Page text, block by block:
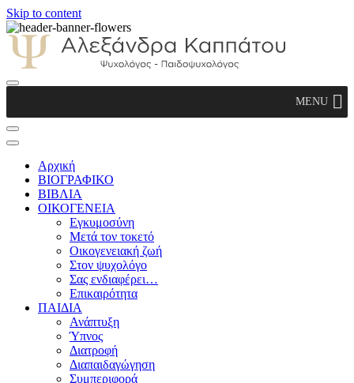
Skip to content
Παιδοψυχολόγος
MENU
Αρχική
ΒΙΟΓΡΑΦΙΚΟ
ΒΙΒΛΙΑ
ΟΙΚΟΓΕΝΕΙΑ
Εγκυμοσύνη
Μετά τον τοκετό
Οικογενειακή ζωή
Στον ψυχολόγο
Σας ενδιαφέρει…
Επικαιρότητα
ΠΑΙΔΙΑ
Ανάπτυξη
Ύπνος
Διατροφή
Διαπαιδαγώγηση
Συμπεριφορά